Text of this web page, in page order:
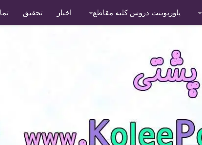
پاورپوینت دروس کلیه مقاطع اخبار تحقیق